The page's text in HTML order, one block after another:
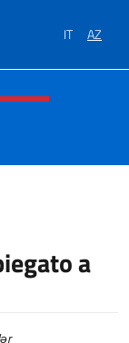
IT AZ
of site
a